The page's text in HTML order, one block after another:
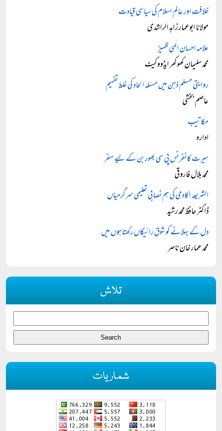
خلافت اور عالم اسلام کی سیاسی قیادت
مولانا ابوعمار زاہد الراشدی
علامہ احسان الٰہی ظہیرؒ
محمد سلیمان کھوکھر ایڈووکیٹ
روایتی مسلم ذہن میں مسئلہ الحاد کی غلط تفہیم
عاصم بخشی
مکاتیب
ادارہ
سیرت کانفرنس پی سی بھوربن کے لیے سفر
محمد بلال فاروقی
الشریعہ اکادمی کی ہم نصابی تعلیمی سرگرمیاں
ڈاکٹر حافظ محمد رشید
دِل کے بہلانے کو شوقِ رائیگاں رکھتا ہوں میں
محمد عمار خان ناصر
تلاش
شماریات